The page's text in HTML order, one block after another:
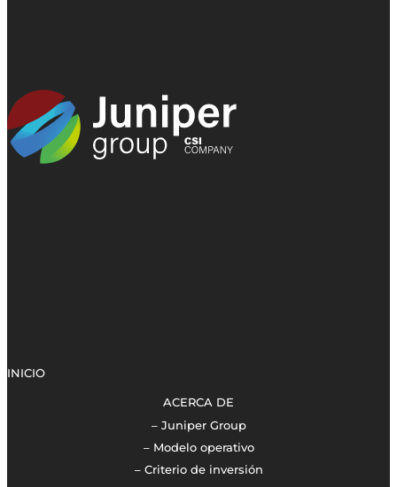
INICIO
ACERCA DE
– Juniper Group
– Modelo operativo
– Criterio de inversión